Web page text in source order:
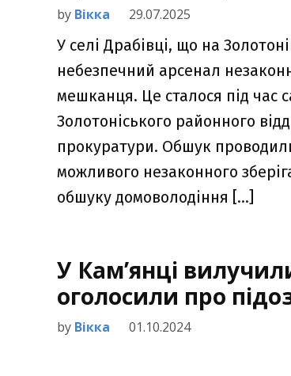
by Вікка 29.07.2025
У селі Драбівці, що на
небезпечний арсенал
мешканця. Це сталося під час
Золотоніського районного
прокуратури. Обшук
можливого незаконного
обшуку домоволодіння […]
У Кам’янці
оголосили про
by Вікка 01.10.2024